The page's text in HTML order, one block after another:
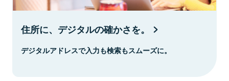
住所に、デジタルの確かさを。
デジタルアドレスで入力も検索もスムーズに。